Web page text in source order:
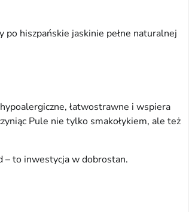
hiszpańskie jaskinie pełne naturalnej
łatwostrawne i wspiera
Pule nie tylko smakołykiem, ale też
– to inwestycja w dobrostan.